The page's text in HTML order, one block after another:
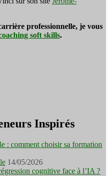
professionnelle, je vous
soft skills.
Inspirés
: comment choisir sa formation
14/05/2026
cognitive face à l’IA ?